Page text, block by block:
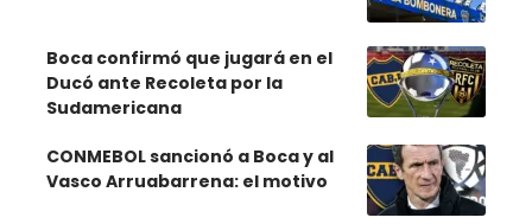
Boca confirmó que jugará en el
Ducó ante Recoleta por la
Sudamericana
CONMEBOL sancionó a Boca y al
Vasco Arruabarrena: el motivo